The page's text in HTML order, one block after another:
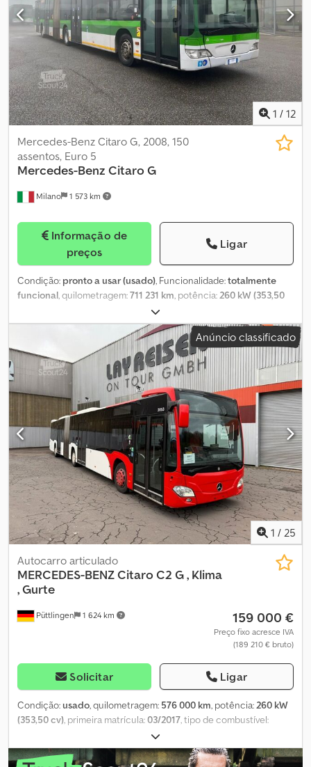
Mercedes-Benz Citaro G Dados técnicos: - Primeira matrícula:
2008 - Quilometragem: 697.794 km - Lugares sentados: 150 -
Norma Euro: Euro 5 - Combustível: Diesel - Transmissão:
Automática - Potência: 260 kW (354 CV) - Comprimento: 17,94 m -
Eixos: 3 - Motor: Mercedes Benz OM457LAEEV12 Equipamento: - Ar
condicionado - ABS - ASR - Retardador - Rampa para cadeiras de
rodas - Aquecimento auxiliar Dsdpfx Aezrku Tjaneck Vendido pela
Fleequid, o mercado europeu de autocarros usados.
1 / 12
Milano 1 573 km
Mercedes-Benz Citaro G, 2008, 150
assentos, Euro 5
Mercedes-Benz Citaro G
Informação de
preços
Ligar
Condição: pronto a usar (usado), Funcionalidade:totalmente
funcional, quilometragem:711 231 km, potência:260 kW (353,50
, tipo de combustível:
número de lugares:33, número de lugares em pé:117,
3 eixos, classe de emissão:Euro 5, travões:
retardador
, tamanho do pneu:275/70 R22,5, comprimento total:
17 940 mm, largura total:2 550 mm, altura total: 3 300 mm,
Equipamento:
ABS, adaptado para pessoas com deficiência,
aquecedor estacionário, ar condicionado, controlo de tração,
Autocarro urbano – Mercedes-Benz Citaro G Dcsdpfx Aaszrku
Honsk Dados técnicos: - Primeira matrícula: 2008 -
Quilometragem: 711.231 km - Lugares sentados: 150 - Norma Euro:
Euro 5 - Combustível: Diesel - Potência: 260 kW (354 CV) -
Comprimento: 17,94 m - Eixos: 3 - Motor: Mercedes-Benz
OM457HLAIV12 Equipamento: - Ar condicionado - ABS - ASR -
Retardador - Rampa para cadeiras de rodas - Aquecimento
auxiliar Vendido pela Fleequid, o mercado europeu de autocarros
usados.
Anúncio classificado
1 / 25
Püttlingen 1 624 km
Autocarro articulado
MERCEDES-BENZCitaro C2 G , Klima
, Gurte
159 000 €
Preço fixo acresce IVA
(189 210 € bruto)
Solicitar Ligar
Condição:usado, quilometragem: 576 000 km, potência:260 kW
(353,50 cv), primeira matrícula:03/2017, tipo de combustível:
, tipo de engrenagem:
classe de emissão:Euro 6, cor:branco, travões:retardador,
Equipamento:ABS, aquecedor estacionário, ar condicionado,